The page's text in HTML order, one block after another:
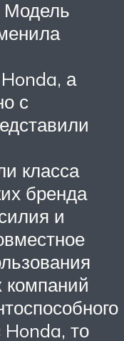
Модель
а
с
класса
бренда
и
компаний
Honda, то